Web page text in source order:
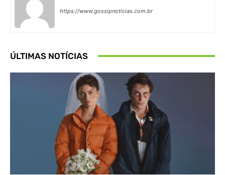
https://www.gossipnoticias.com.br
ÚLTIMAS NOTÍCIAS